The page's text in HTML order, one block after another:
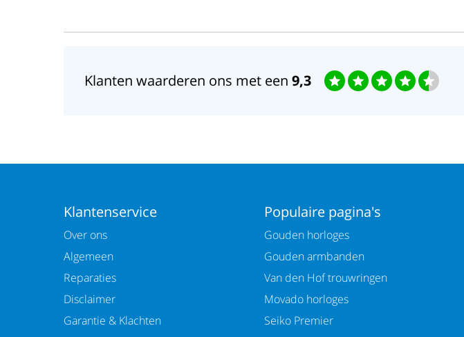
Klanten waarderen ons met een 9,3
Klantenservice
Over ons
Algemeen
Reparaties
Disclaimer
Garantie & Klachten
Populaire pagina's
Gouden horloges
Gouden armbanden
Van den Hof trouwringen
Movado horloges
Seiko Premier